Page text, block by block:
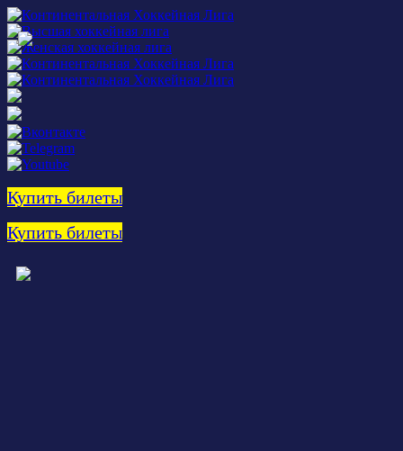
Купить билеты
Купить билеты